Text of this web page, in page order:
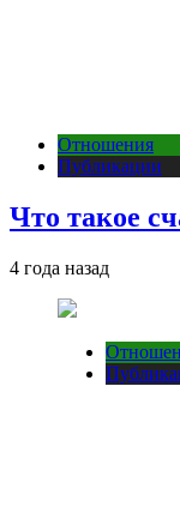
Отношения
Публикации
Что такое
4 года назад